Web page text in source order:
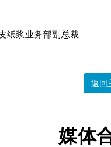
纸浆业务部副总裁
返回
媒体